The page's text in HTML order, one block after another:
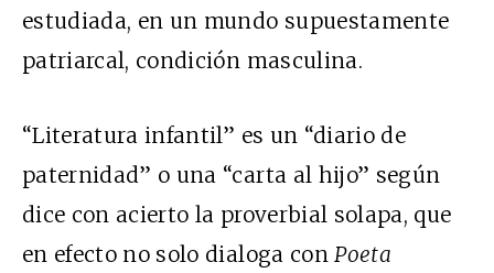
estudiada, en un mundo supuestamente
patriarcal, condición masculina.
“Literatura infantil” es un “diario de
paternidad” o una “carta al hijo” según
dice con acierto la proverbial solapa, que
en efecto no solo dialoga conPoeta